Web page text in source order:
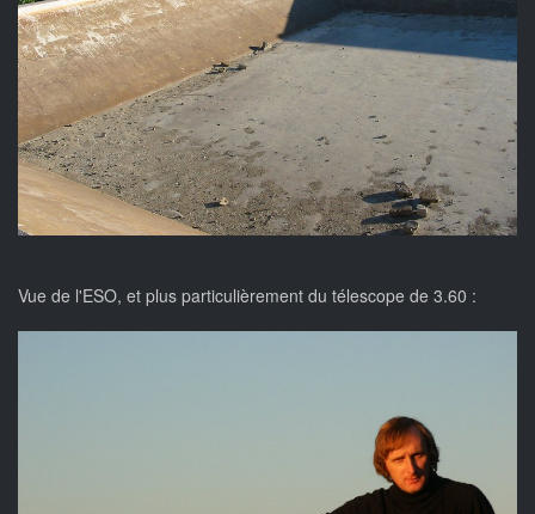
Vue de l'ESO, et plus particulièrement du télescope de 3.60 :